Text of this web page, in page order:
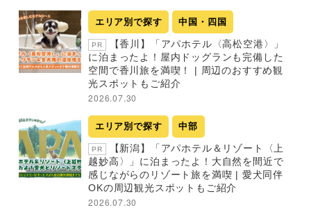
エリア別で探す 中国・四国
PR
【香川】「アパホテル〈高松空港〉」
に泊まったよ！屋内ドッグランも完備した
空間で香川旅を満喫！ | 周辺のおすすめ観
光スポットもご紹介
2026.07.30
エリア別で探す 中部
PR
【新潟】「アパホテル＆リゾート〈上
越妙高〉」に泊まったよ！大自然を間近で
感じながらのリゾート旅を満喫 | 愛犬同伴
OKの周辺観光スポットもご紹介
2026.07.30